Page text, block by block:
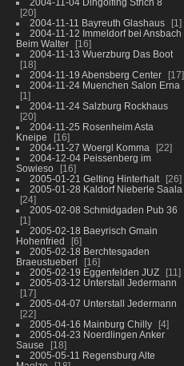
20
2004-11-11 Bayreuth Glashaus
1
2004-11-12 Immeldorf bei Ansbach
Beim Walter
16
2004-11-13 Wuerzburg Das Boot
18
2004-11-19 Abensberg Center
17
2004-11-24 Muenchen Salon Erna
1
2004-11-24 Salzburg Rockhaus
20
2004-11-25 Rosenheim Asta
Kneipe
16
2004-11-27 Woergl Komma
22
2004-12-04 Peissenberg im
Sowieso
16
2005-01-21 Gelting Hinterhalt
26
2005-01-28 Kaldorf Nieberle Saala
24
2005-02-08 Schmidgaden Pub 36
1
2005-02-18 Baeyrisch Gmain
Hohenfried
6
2005-02-18 Berchtesgaden
Braeustueberl
16
2005-02-19 Eggenfelden JUZ
11
2005-03-12 Unterstall Jedermann
17
2005-04-07 Unterstall Jedermann
22
2005-04-16 Mainburg Chilly
4
2005-04-23 Noerdlingen Anker
Sause
18
2005-05-11 Regensburg Alte